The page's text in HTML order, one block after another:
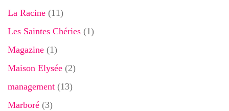
La Racine (11)
Les Saintes Chéries (1)
Magazine (1)
Maison Elysée (2)
management (13)
Marboré (3)